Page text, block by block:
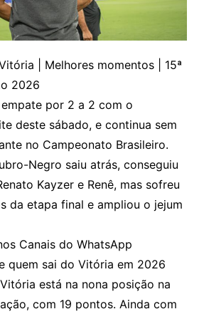
| Melhores momentos | 15ª
2026
por 2 a 2 com o
deste sábado, e continua sem
no Campeonato Brasileiro.
Negro saiu atrás, conseguiu
Kayzer e Renê, mas sofreu
da etapa final e ampliou o jejum
Canais do WhatsApp
quem sai do Vitória em 2026
está na nona posição na
com 19 pontos. Ainda com